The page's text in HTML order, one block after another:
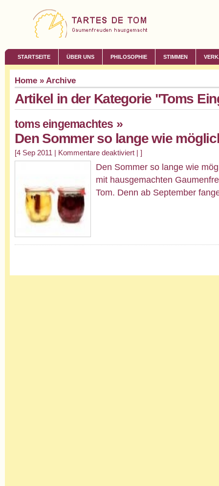
STARTSEITE ÜBER UNS PHILOSOPHIE STIMMEN
Home » Archive
Artikel in der Kategorie "Toms
toms eingemachtes »
Den Sommer so lange wie
[4 Sep 2011 | Kommentare deaktiviert | ]
Den Sommer so lange wie
mit hausgemachten
Tom. Denn ab September